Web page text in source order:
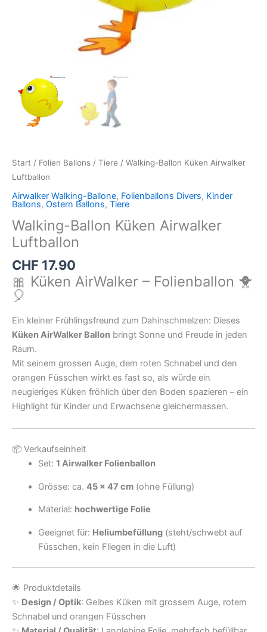
Start / Folien Ballons / Tiere / Walking-Ballon Küken Airwalker
Luftballon
Airwalker Walking-Ballone, Folienballons Divers, Kinder
Ballons, Ostern Ballons, Tiere
Walking-Ballon Küken Airwalker
Luftballon
CHF 17.90
🎀 Küken AirWalker – Folienballon 🐥
🎈
Ein kleiner Frühlingsfreund zum Dahinschmelzen: Dieses
Küken AirWalker Ballon bringt Sonne und Freude in jeden
Raum.
Mit seinem grossen Auge, dem roten Schnabel und den
orangen Füsschen wirkt es fast so, als würde ein
neugieriges Küken fröhlich über den Boden spazieren – ein
Highlight für Kinder und Erwachsene gleichermassen.
📦 Verkaufseinheit
Set: 1 Airwalker Folienballon
Grösse: ca. 45 × 47 cm(ohne Füllung)
Material: hochwertige Folie
Geeignet für: Heliumbefüllung(steht/schwebt auf
Füsschen, kein Fliegen in die Luft)
🌟 Produktdetails
✨ Design / Optik: Gelbes Küken mit grossem Auge, rotem
Schnabel und orangen Füsschen